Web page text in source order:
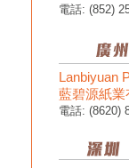
電話: (852)
Lanbiyuan
藍碧源紙業
電話: (8620)